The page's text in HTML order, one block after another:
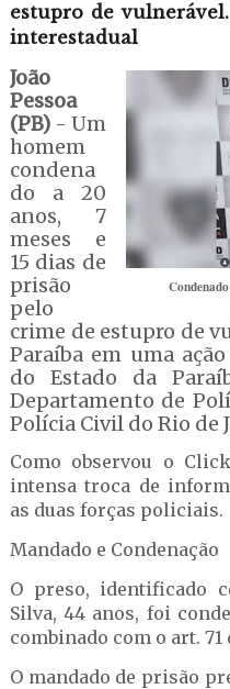
estupro de
interestadual
João
Pessoa
(PB)- Um
homem
condena
do a 20
anos, 7
meses e
15 dias de
prisão
pelo
crime de estupro de
Paraíba em uma
do Estado da
Departamento de
Polícia Civil do Rio de
Como observou o
intensa troca de
as duas forças policiais.
Mandado e Condenação
O preso, identificado
Silva, 44 anos, foi
combinado com o art. 71
O mandado de prisão